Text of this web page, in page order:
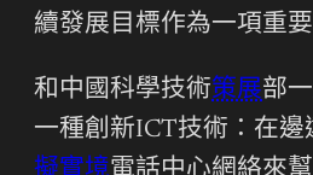
續發展目標作為一項重
和中國科學技術策展部
一種創新ICT技術：在邊